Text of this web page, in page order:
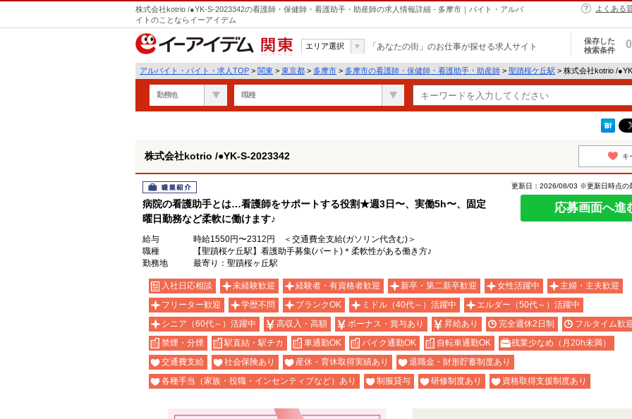
株式会社kotrio /●YK-S-2023342の看護師・保健師・看護助手・助産師の求人情報詳細 - 多摩市｜バイト・アルバ
イトのことならイーアイデム
よくある
関東
エリア選択 「あなたの街」のお仕事が探せる求人サイト
保存した
検索条件
0
アルバイト・バイト・求人TOP > 関東 > 東京都 > 多摩市 > 多摩市の看護師・保健師・看護助手・助産師 > 聖蹟桜ケ丘駅 > 株式会社kotrio /
勤務地 職種
株式会社kotrio /●YK-S-2023342 キ
職業紹介
病院の看護助手とは…看護師をサポートする役割★週3日〜、実働5h〜、固定
曜日勤務など柔軟に働けます♪
更新日：2026/08/03 ※更新日時点の
応募画面へ進
給与
時給1550円〜2312円 ＜交通費全支給(ガソリン代含む)＞
職種
【聖蹟桜ケ丘駅】看護助手募集(パート)＊柔軟性がある働き方♪
勤務地
最寄り：聖蹟桜ヶ丘駅
入社日応相談 未経験歓迎 経験者・有資格者歓迎 新卒・第二新卒歓迎 女性活躍中
主婦・主夫歓迎
フリーター歓迎
学歴不問 ブランクOK ミドル（40代～）活躍中
エルダー（50代～）活躍中
シニア（60代～）活躍中
高収入・高額 ボーナス・賞与あり 昇給あり 完全週休2日制
フルタイム歓
禁煙・分煙
駅直結・駅チカ 車通勤OK バイク通勤OK 自転車通勤OK
残業少なめ（月20h未満）
交通費支給
社会保険あり 産休・育休取得実績あり
退職金・財形貯蓄制度あり
各種手当（家族・役職・インセンティブなど）あり
制服貸与 研修制度あり 資格取得支援制度あり